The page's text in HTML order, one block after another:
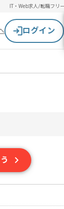
IT・Web求人/転職フリ
ログイン